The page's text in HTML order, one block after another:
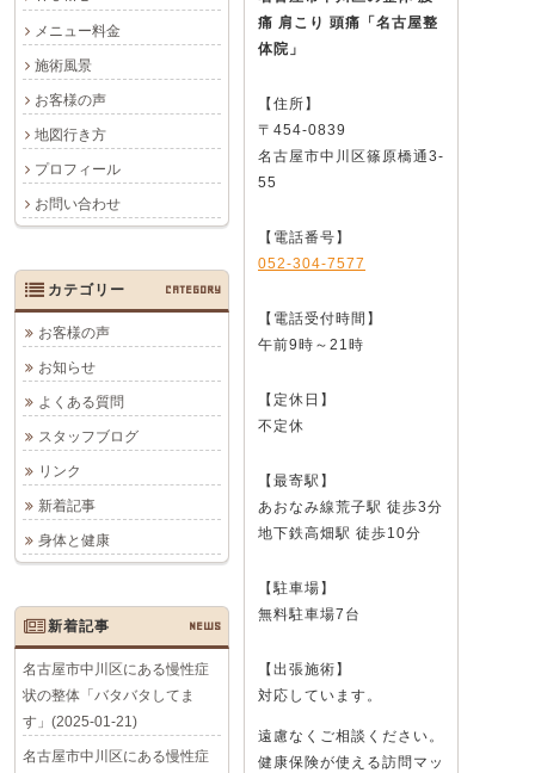
メニュー料金
施術風景
お客様の声
地図行き方
プロフィール
お問い合わせ
痛 肩こり 頭痛 「名古屋整
体院」
【住所】
〒454-0839
名古屋市中川区篠原橋通3-
55
【電話番号】
052-304-7577
【電話受付時間】
午前9時～21時
【定休日】
不定休
【最寄駅】
あおなみ線荒子駅 徒歩3分
地下鉄高畑駅 徒歩10分
【駐車場】
無料駐車場7台
【出張施術】
対応しています。
遠慮なくご相談ください。
健康保険が使える訪問マッ
カテゴリー CATEGORY
お客様の声
お知らせ
よくある質問
スタッフブログ
リンク
新着記事
身体と健康
新着記事 NEWS
名古屋市中川区にある慢性症
状の整体「バタバタしてま
す」(2025-01-21)
名古屋市中川区にある慢性症